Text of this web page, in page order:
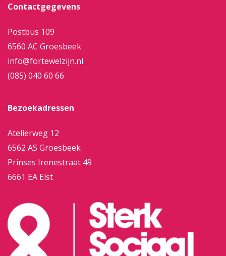
Contactgegevens
Postbus 109
6560 AC Groesbeek
info@fortewelzijn.nl
(085) 040 60 66
Bezoekadressen
Atelierweg 12
6562 AS Groesbeek
Prinses Irenestraat 49
6661 EA Elst